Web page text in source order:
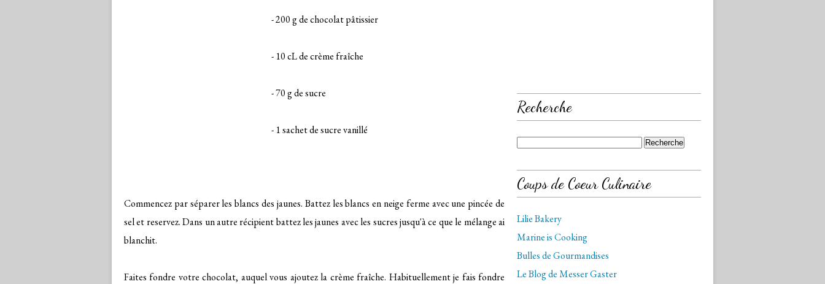
- 200 g de chocolat pâtissier
- 10 cL de crème fraîche
- 70 g de sucre
- 1 sachet de sucre vanillé
Commencez par séparer les blancs des jaunes. Battez les blancs en neige ferme avec une pincée de
sel et reservez. Dans un autre récipient battez les jaunes avec les sucres jusqu'à ce que le mélange ai
blanchit.
Faites fondre votre chocolat, auquel vous ajoutez la crème fraîche. Habituellement je fais fondre
Recherche
Coups de Coeur Culinaire
Lilie Bakery
Marine is Cooking
Bulles de Gourmandises
Le Blog de Messer Gaster